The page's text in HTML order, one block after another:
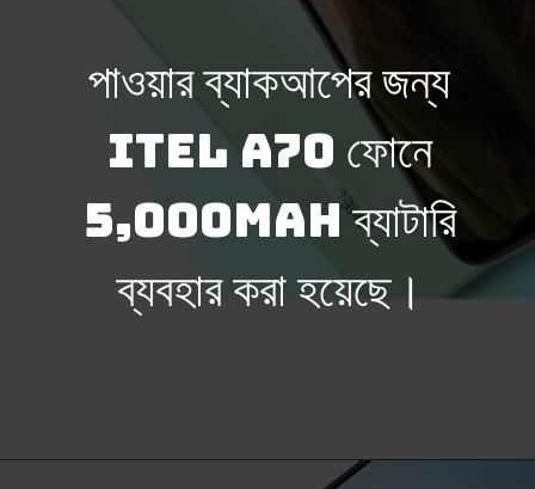
পাওয়ার ব্যাকআপের জন্য
itel A70 ফোনে
5,000mAh ব্যাটারি
ব্যবহার করা হয়েছে।